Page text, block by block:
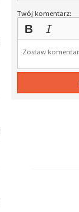
Twój komentarz: